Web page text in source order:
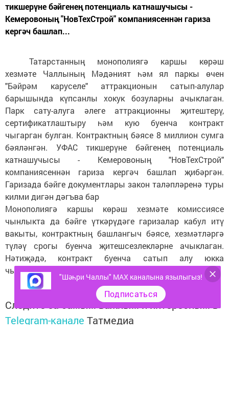
тикшерүне бәйгенең потенциаль катнашучысы -
Кемеровоның "НовТехСтрой" компаниясеннән гариза
кергәч башлап...
Татарстанның монополиягә каршы көрәш
хезмәте Чаллының Мәдәният һәм ял паркы өчен
"Бәйрәм каруселе" аттракционын сатып-алулар
барышында күпсанлы хокук бозуларны ачыклаган.
Парк сату-алуга әлеге аттракционны җитештерү,
сертификатлаштыру һәм кую буенча контракт
чыгарган булган. Контрактның бәясе 8 миллион сумга
бәяләнгән. УФАС тикшерүне бәйгенең потенциаль
катнашучысы - Кемеровоның "НовТехСтрой"
компаниясеннән гариза кергәч башлап җибәргән.
Гаризада бәйге документлары закон таләпләренә туры
килми дигән дәгъва бар
Монополиягә каршы көрәш хезмәте комиссиясе
чынлыкта да бәйге үткәрүдәге гаризалар кабул итү
вакыты, контрактның башлангыч бәясе, хезмәтләргә
түләү срогы буенча җитешсезлекләрне ачыклаган.
Нәтиҗәдә, контракт буенча сатып алу юкка
чыгарылган.
Следите за самым важным и интересным в
Telegram-канале Татмедиа
"Шәһри Чаллы" MAX каналына язылыгыз!
Подписаться